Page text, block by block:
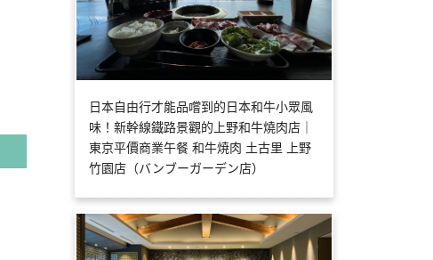
日本自由行才能品嚐到的日本和牛小眾風
味！新幹線鐵路景觀的上野和牛燒肉店｜
東京平價商業午餐 和牛焼肉 土古里 上野
竹園店（バンブーガーデン店）